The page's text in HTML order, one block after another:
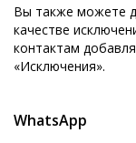
Вы также можете
качестве
контактам
«Исключения».
WhatsApp